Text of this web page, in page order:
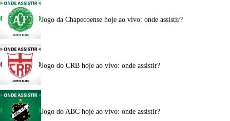
Jogo da Chapecoense hoje ao vivo: onde assistir?
Jogo do CRB hoje ao vivo: onde assistir?
Jogo do ABC hoje ao vivo: onde assistir?